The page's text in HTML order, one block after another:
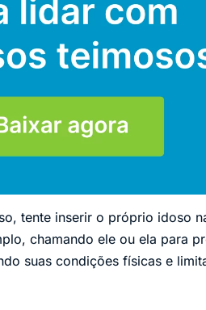
tente inserir o próprio idoso
chamando ele ou ela para
suas condições físicas e